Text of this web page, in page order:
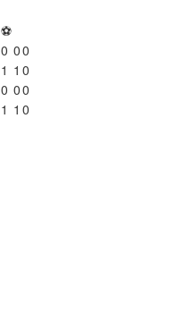
⚽
0 00
1 1 0
0 00
1 1 0